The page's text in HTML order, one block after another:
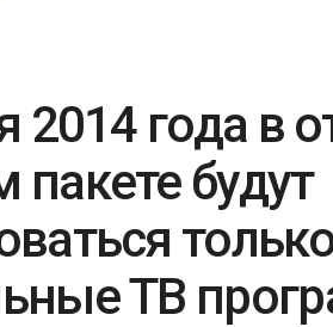
2014 года в
будут
ТВ